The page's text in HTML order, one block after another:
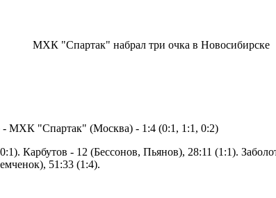
МХК "Спартак" набрал три очка в Новосибирске
МХК "Спартак" (Москва) - 1:4 (0:1, 1:1, 0:2)
Карбутов - 12 (Бессонов, Пьянов), 28:11 (1:1).
51:33 (1:4).